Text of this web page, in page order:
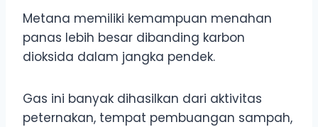
Metana memiliki kemampuan menahan
panas lebih besar dibanding karbon
dioksida dalam jangka pendek.
Gas ini banyak dihasilkan dari aktivitas
peternakan, tempat pembuangan sampah,